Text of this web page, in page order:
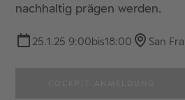
nachhaltig prägen werden.
25.1.25 9:00bis18:00 San